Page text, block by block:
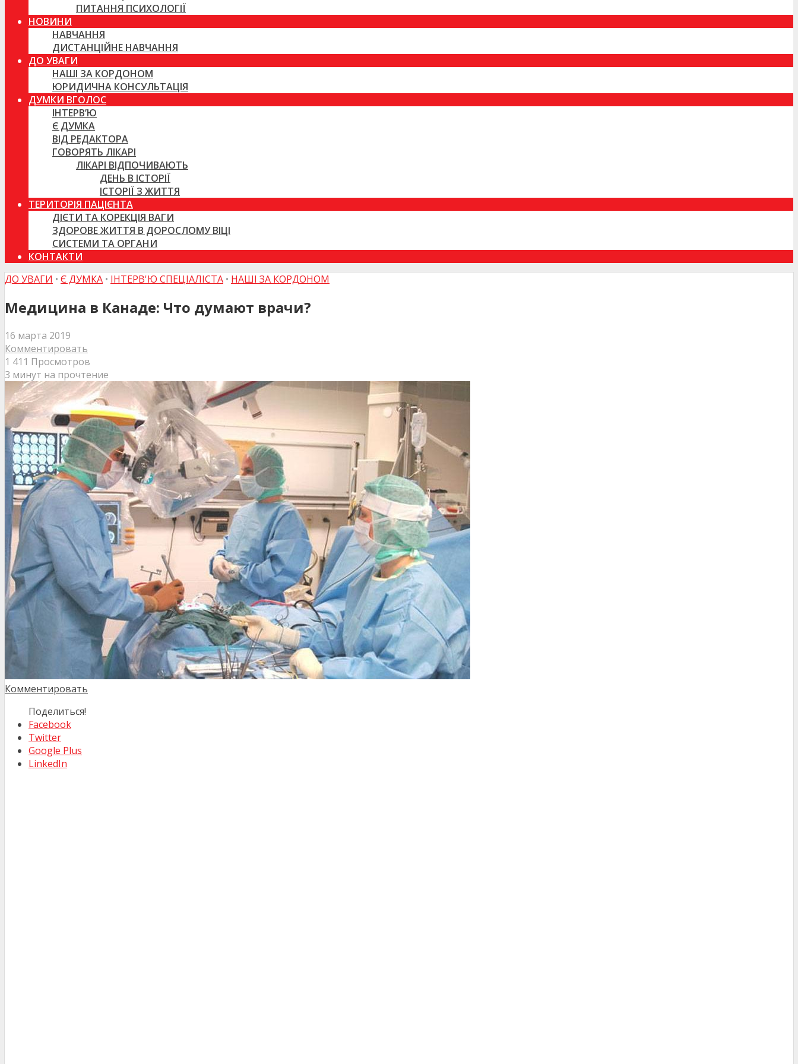
ПИТАННЯ ПСИХОЛОГІЇ
НОВИНИ
НАВЧАННЯ
ДИСТАНЦІЙНЕ НАВЧАННЯ
ДО УВАГИ
НАШІ ЗА КОРДОНОМ
ЮРИДИЧНА КОНСУЛЬТАЦІЯ
ДУМКИ ВГОЛОС
ІНТЕРВ’Ю
Є ДУМКА
ВІД РЕДАКТОРА
ГОВОРЯТЬ ЛІКАРІ
ЛІКАРІ ВІДПОЧИВАЮТЬ
ДЕНЬ В ІСТОРІЇ
ІСТОРІЇ З ЖИТТЯ
ТЕРИТОРІЯ ПАЦІЄНТА
ДІЄТИ ТА КОРЕКЦІЯ ВАГИ
ЗДОРОВЕ ЖИТТЯ В ДОРОСЛОМУ ВІЦІ
СИСТЕМИ ТА ОРГАНИ
КОНТАКТИ
ДО УВАГИ • Є ДУМКА • ІНТЕРВ'Ю СПЕЦІАЛІСТА • НАШІ ЗА КОРДОНОМ
Медицина в Канаде: Что думают врачи?
16 марта 2019
Комментировать
1 411 Просмотров
3 минут на прочтение
Комментировать
Поделиться!
Facebook
Twitter
Google Plus
LinkedIn